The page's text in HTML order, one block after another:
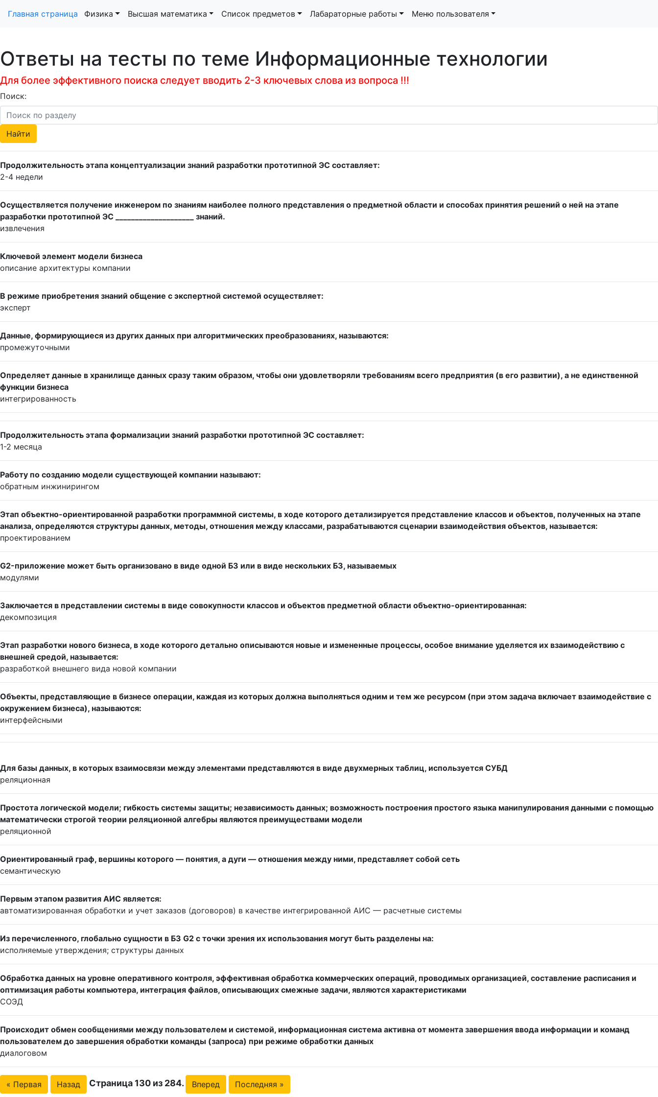
Главная страница Физика Высшая математика Список предметов Лабараторные работы Меню пользователя
Ответы на тесты по теме Информационные технологии
Для более эффективного поиска следует вводить 2-3 ключевых слова из вопроса !!!
Поиск:
Продолжительность этапа концептуализации знаний разработки прототипной ЭС составляет:
2-4 недели
Осуществляется получение инженером по знаниям наиболее полного представления о предметной области и способах принятия решений о ней на этапе
разработки прототипной ЭС ____________________ знаний.
извлечения
Ключевой элемент модели бизнеса
описание архитектуры компании
В режиме приобретения знаний общение с экспертной системой осуществляет:
эксперт
Данные, формирующиеся из других данных при алгоритмических преобразованиях, называются:
промежуточными
Определяет данные в хранилище данных сразу таким образом, чтобы они удовлетворяли требованиям всего предприятия (в его развитии), а не единственной
функции бизнеса
интегрированность
Продолжительность этапа формализации знаний разработки прототипной ЭС составляет:
1-2 месяца
Работу по созданию модели существующей компании называют:
обратным инжинирингом
Этап объектно-ориентированной разработки программной системы, в ходе которого детализируется представление классов и объектов, полученных на этапе
анализа, определяются структуры данных, методы, отношения между классами, разрабатываются сценарии взаимодействия объектов, называется:
проектированием
G2-приложение может быть организовано в виде одной БЗ или в виде нескольких БЗ, называемых
модулями
Заключается в представлении системы в виде совокупности классов и объектов предметной области объектно-ориентированная:
декомпозиция
Этап разработки нового бизнеса, в ходе которого детально описываются новые и измененные процессы, особое внимание уделяется их взаимодействию с
внешней средой, называется:
разработкой внешнего вида новой компании
Объекты, представляющие в бизнесе операции, каждая из которых должна выполняться одним и тем же ресурсом (при этом задача включает взаимодействие с
окружением бизнеса), называются:
интерфейсными
Для базы данных, в которых взаимосвязи между элементами представляются в виде двухмерных таблиц, используется СУБД
реляционная
Простота логической модели; гибкость системы защиты; независимость данных; возможность построения простого языка манипулирования данными с помощью
математически строгой теории реляционной алгебры являются преимуществами модели
реляционной
Ориентированный граф, вершины которого — понятия, а дуги — отношения между ними, представляет собой сеть
семантическую
Первым этапом развития АИС является:
автоматизированная обработки и учет заказов (договоров) в качестве интегрированной АИС — расчетные системы
Из перечисленного, глобально сущности в БЗ G2 с точки зрения их использования могут быть разделены на:
исполняемые утверждения; структуры данных
Обработка данных на уровне оперативного контроля, эффективная обработка коммерческих операций, проводимых организацией, составление расписания и
оптимизация работы компьютера, интеграция файлов, описывающих смежные задачи, являются характеристиками
СОЭД
Происходит обмен сообщениями между пользователем и системой, информационная система активна от момента завершения ввода информации и команд
пользователем до завершения обработки команды (запроса) при режиме обработки данных
диалоговом
« Первая Назад Страница 130 из 284. Вперед Последняя »